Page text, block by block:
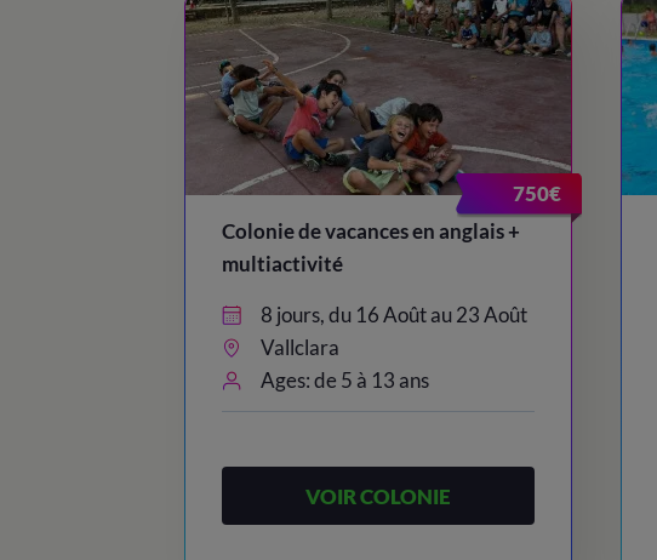
750€
Colonie de vacances en anglais +
multiactivité
8 jours, du 16 Août au 23 Août
Vallclara
Ages: de 5 à 13 ans
VOIR COLONIE